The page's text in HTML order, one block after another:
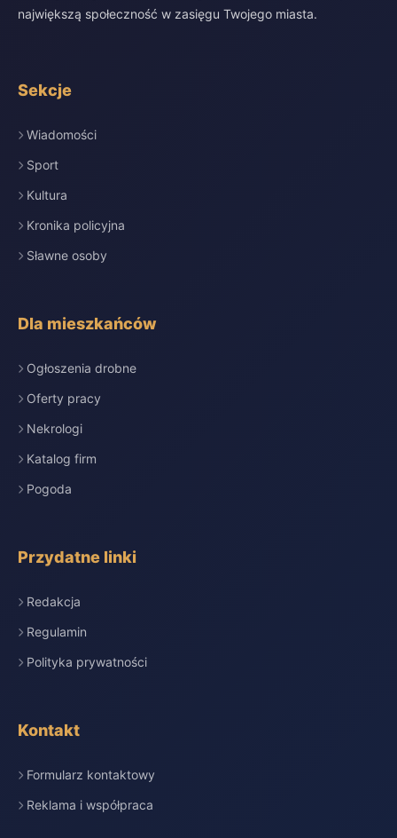
największą społeczność w zasięgu Twojego miasta.
Sekcje
Wiadomości
Sport
Kultura
Kronika policyjna
Sławne osoby
Dla mieszkańców
Ogłoszenia drobne
Oferty pracy
Nekrologi
Katalog firm
Pogoda
Przydatne linki
Redakcja
Regulamin
Polityka prywatności
Kontakt
Formularz kontaktowy
Reklama i współpraca